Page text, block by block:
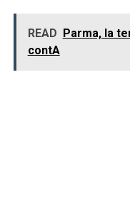
READ Parma, la
contA